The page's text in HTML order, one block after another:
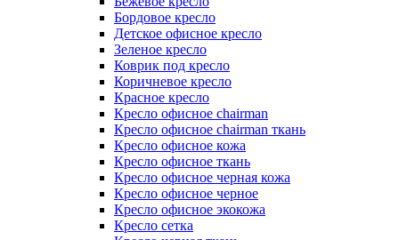
Бордовое кресло
Детское офисное кресло
Зеленое кресло
Коврик под кресло
Коричневое кресло
Красное кресло
Кресло офисное chairman
Кресло офисное chairman ткань
Кресло офисное кожа
Кресло офисное ткань
Кресло офисное черная кожа
Кресло офисное черное
Кресло офисное экокожа
Кресло сетка